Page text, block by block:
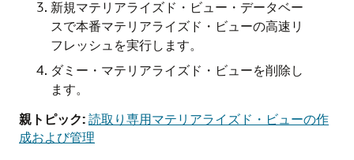
新規マテリアライズド・ビュー・データベー
スで本番マテリアライズド・ビューの高速リ
フレッシュを実行します。
ダミー・マテリアライズド・ビューを削除し
ます。
親トピック:読取り専用マテリアライズド・ビューの作
成および管理